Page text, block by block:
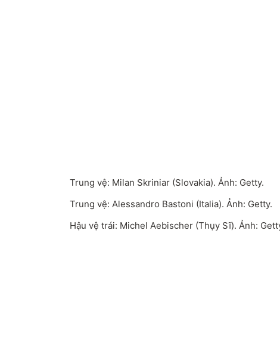
Trung vệ: Milan Skriniar (Slovakia). Ảnh: Getty.
Trung vệ: Alessandro Bastoni (Italia). Ảnh: Getty.
Hậu vệ trái: Michel Aebischer (Thụy Sĩ). Ảnh: